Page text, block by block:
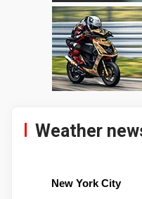
Weather
New York City